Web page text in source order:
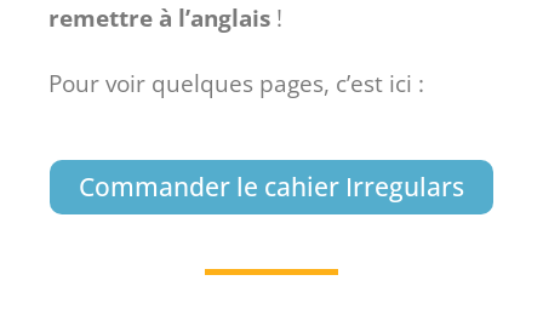
remettre à l’anglais !
Pour voir quelques pages, c’est ici :
Commander le cahier Irregulars